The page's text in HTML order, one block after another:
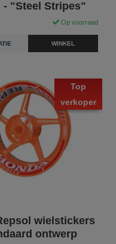
- "Steel Stripes"
Op voorraad
WINKEL
Top
verkoper
wielstickers
ontwerp